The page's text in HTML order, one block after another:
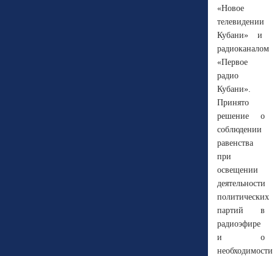
«Новое
телевидении
Кубани» и
радиоканалом
«Первое
радио
Кубани».
Принято
решение о
соблюдении
равенства
при
освещении
деятельности
политических
партий в
радиоэфире
и о
необходимости